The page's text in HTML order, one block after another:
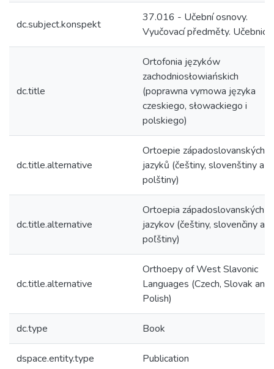
dc.subject.konspekt
37.016 - Učební osnovy.
Vyučovací předměty. Učebnice
dc.title
Ortofonia języków
zachodniosłowiańskich
(poprawna vymowa języka
czeskiego, słowackiego i
polskiego)
dc.title.alternative
Ortoepie západoslovanských
jazyků (češtiny, slovenštiny a
polštiny)
dc.title.alternative
Ortoepia západoslovanských
jazykov (češtiny, slovenčiny a
poľštiny)
dc.title.alternative
Orthoepy of West Slavonic
Languages (Czech, Slovak and
Polish)
dc.type Book
dspace.entity.type Publication